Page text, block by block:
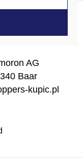
AG
Baar
kupic.pl